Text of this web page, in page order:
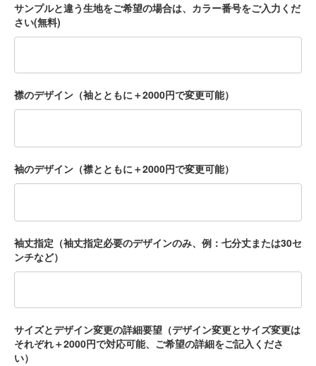
サンプルと違う生地をご希望の場合は、カラー番号をご入力くだ
さい(無料)
襟のデザイン（袖とともに＋2000円で変更可能）
袖のデザイン（襟とともに＋2000円で変更可能）
袖丈指定（袖丈指定必要のデザインのみ、例：七分丈または30セ
ンチなど）
サイズとデザイン変更の詳細要望（デザイン変更とサイズ変更は
それぞれ＋2000円で対応可能、ご希望の詳細をご記入くださ
い）